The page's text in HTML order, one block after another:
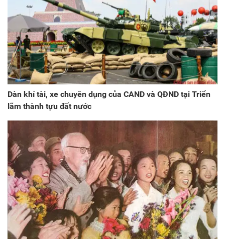
Dàn khí tài, xe chuyên dụng của CAND và QĐND tại Triển
lãm thành tựu đất nước